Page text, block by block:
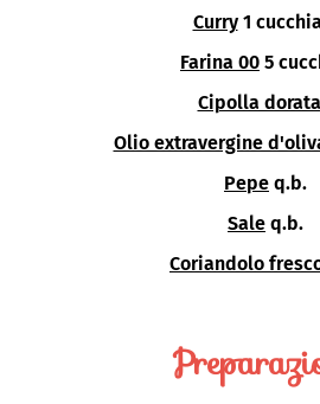
Curry 1
Farina 00 5
Cipolla dorata
Olio extravergine
Pepe q.b.
Sale q.b.
Coriandolo